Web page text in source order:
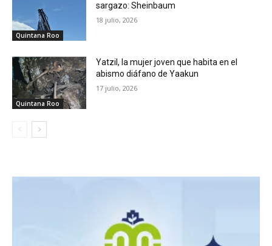
Quintana Roo
sargazo: Sheinbaum
18 julio, 2026
Quintana Roo
Yatzil, la mujer joven que habita en el
abismo diáfano de Yaakun
17 julio, 2026